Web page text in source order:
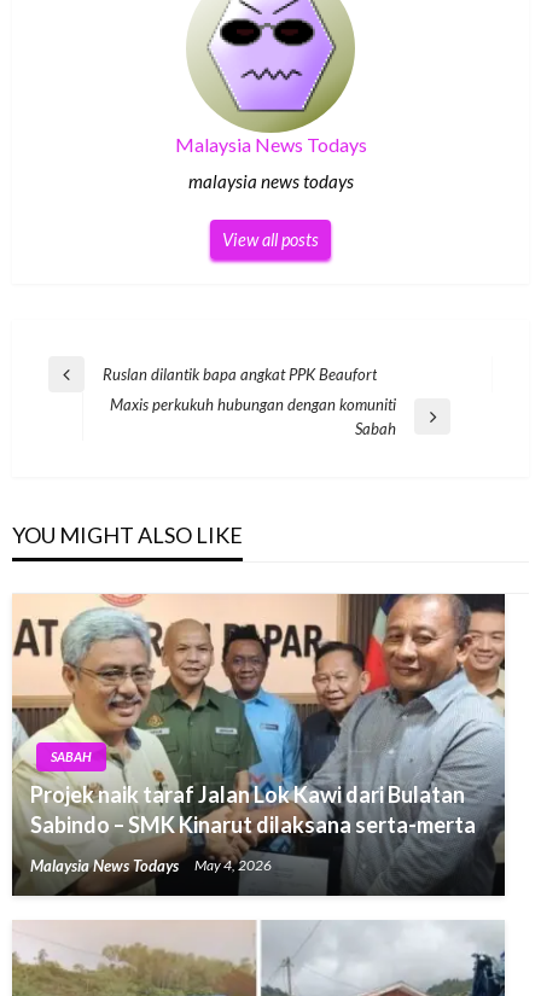
Malaysia News Todays
malaysia news todays
View all posts
Post
navigation
Previous
Ruslan dilantik bapa angkat PPK Beaufort
Maxis perkukuh hubungan dengan komuniti
Sabah
YOU MIGHT ALSO LIKE
SABAH
Projek naik taraf Jalan Lok Kawi dari Bulatan
Sabindo – SMK Kinarut dilaksana serta-merta
Malaysia News Todays May 4, 2026